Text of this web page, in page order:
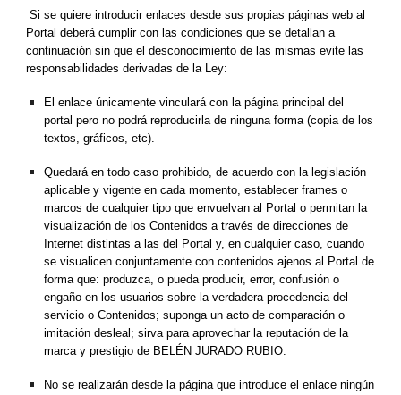
Si se quiere introducir enlaces desde sus propias páginas web al
Portal deberá cumplir con las condiciones que se detallan a
continuación sin que el desconocimiento de las mismas evite las
responsabilidades derivadas de la Ley:
El enlace únicamente vinculará con la página principal del
portal pero no podrá reproducirla de ninguna forma (copia de los
textos, gráficos, etc).
Quedará en todo caso prohibido, de acuerdo con la legislación
aplicable y vigente en cada momento, establecer frames o
marcos de cualquier tipo que envuelvan al Portal o permitan la
visualización de los Contenidos a través de direcciones de
Internet distintas a las del Portal y, en cualquier caso, cuando
se visualicen conjuntamente con contenidos ajenos al Portal de
forma que: produzca, o pueda producir, error, confusión o
engaño en los usuarios sobre la verdadera procedencia del
servicio o Contenidos; suponga un acto de comparación o
imitación desleal; sirva para aprovechar la reputación de la
marca y prestigio de BELÉN JURADO RUBIO.
No se realizarán desde la página que introduce el enlace ningún